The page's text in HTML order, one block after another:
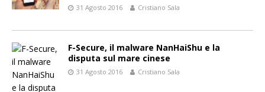
31 Agosto 2016 Cristiano Sala
F-Secure, il malware NanHaiShu e la
disputa sul mare cinese
31 Agosto 2016 Cristiano Sala